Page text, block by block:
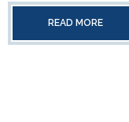
READ MORE